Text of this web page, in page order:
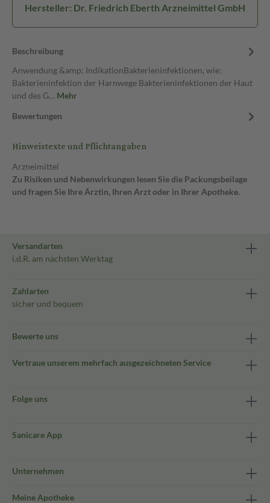
Hersteller: Dr. Friedrich Eberth Arzneimittel GmbH
Beschreibung
Anwendung &amp; IndikationBakterieninfektionen, wie:
Bakterieninfektion der Harnwege Bakterieninfektionen der Haut
und des G… Mehr
Bewertungen
Hinweistexte und Pflichtangaben
Arzneimittel
Zu Risiken und Nebenwirkungen lesen Sie die Packungsbeilage
und fragen Sie Ihre Ärztin, Ihren Arzt oder in Ihrer Apotheke.
Versandarten
i.d.R. am nächsten Werktag
Zahlarten
sicher und bequem
Bewerte uns
Vertraue unserem mehrfach ausgezeichneten Service
Folge uns
Sanicare App
Unternehmen
Meine Apotheke